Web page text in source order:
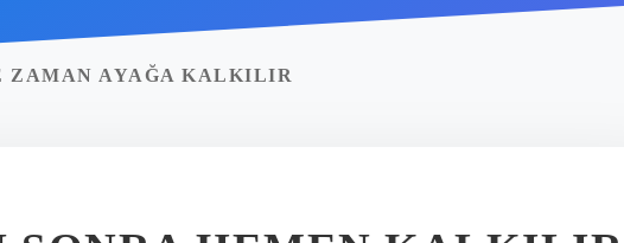
ZAMAN AYAĞA KALKILIR